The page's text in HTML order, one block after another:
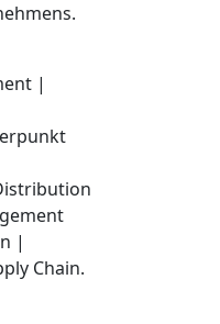
|
|
Chain.